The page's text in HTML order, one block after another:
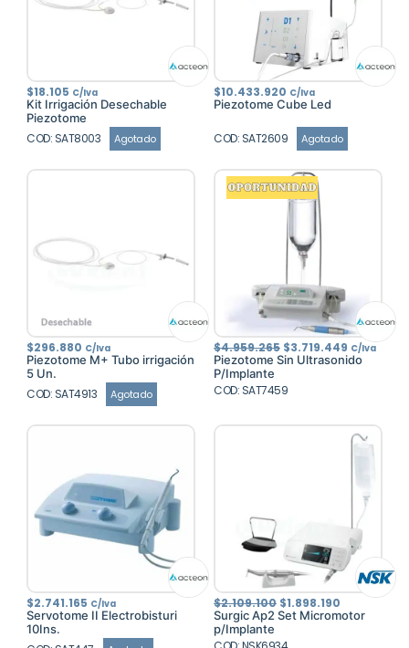
$18.105 C/Iva
Kit Irrigación Desechable
Piezotome
COD: SAT8003 Agotado
$10.433.920 C/Iva
Piezotome Cube Led
COD: SAT2609 Agotado
$296.880 C/Iva
Piezotome M+ Tubo irrigación
5 Un.
COD: SAT4913 Agotado
$4.959.265 El
precio
original
$4.959.265.
$3.719.449 El
precio
actual
C/Iva
Piezotome Sin Ultrasonido
P/Implante
COD: SAT7459
$2.741.165 C/Iva
Servotome II Electrobisturi
10Ins.
$2.109.100 El
precio
original
$1.898.190
precio
actual
Surgic Ap2 Set Micromotor
p/Implante